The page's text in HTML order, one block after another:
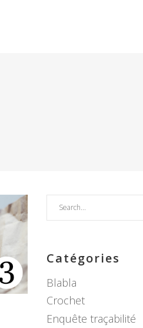
Search
for:
Catégories
Blabla
Crochet
Enquête traçabilité